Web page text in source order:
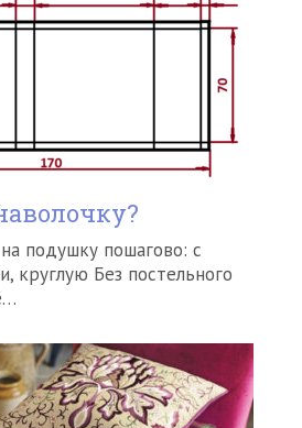
подушку пошагово: с
круглую Без постельного